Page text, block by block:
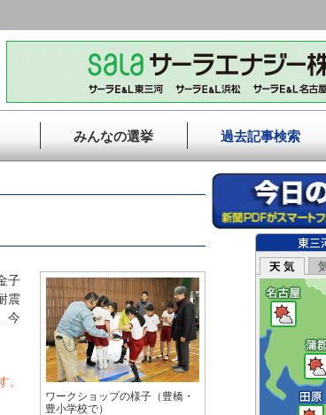
みんなの選挙 過去記事検索
子
震
今
。
ワークショップの様子（豊橋・
豊小学校で）